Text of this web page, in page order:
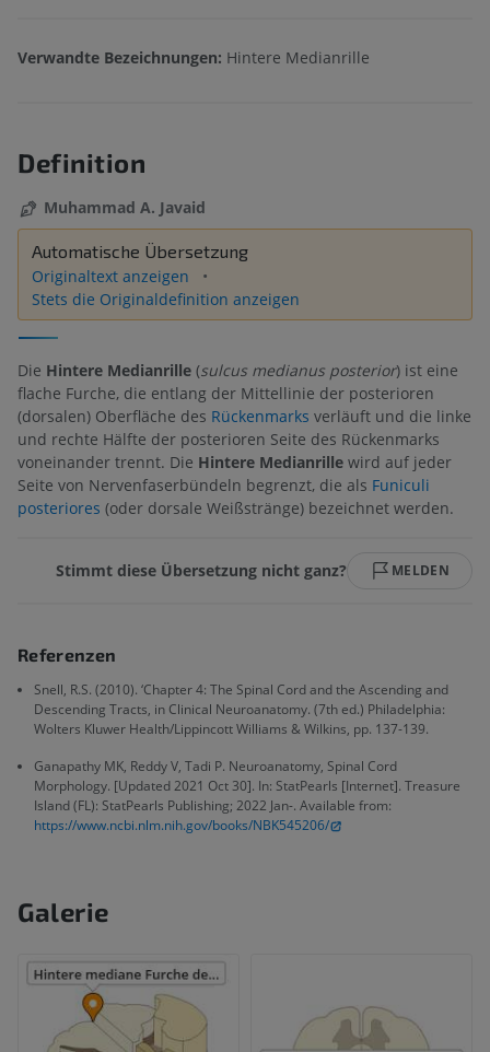
Verwandte Bezeichnungen: Hintere Medianrille
Definition
Muhammad A. Javaid
Automatische Übersetzung
Originaltext anzeigen
Stets die Originaldefinition anzeigen
Die Hintere Medianrille (sulcus medianus posterior) ist eine
flache Furche, die entlang der Mittellinie der posterioren
(dorsalen) Oberfläche des Rückenmarks verläuft und die linke
und rechte Hälfte der posterioren Seite des Rückenmarks
voneinander trennt. Die Hintere Medianrille wird auf jeder
Seite von Nervenfaserbündeln begrenzt, die als Funiculi
posteriores (oder dorsale Weißstränge) bezeichnet werden.
Stimmt diese Übersetzung nicht ganz? MELDEN
Referenzen
Snell, R.S. (2010). ‘Chapter 4: The Spinal Cord and the Ascending and
Descending Tracts, in Clinical Neuroanatomy. (7th ed.) Philadelphia:
Wolters Kluwer Health/Lippincott Williams & Wilkins, pp. 137-139.
Ganapathy MK, Reddy V, Tadi P. Neuroanatomy, Spinal Cord
Morphology. [Updated 2021 Oct 30]. In: StatPearls [Internet]. Treasure
Island (FL): StatPearls Publishing; 2022 Jan-. Available from:
https://www.ncbi.nlm.nih.gov/books/NBK545206/
Galerie